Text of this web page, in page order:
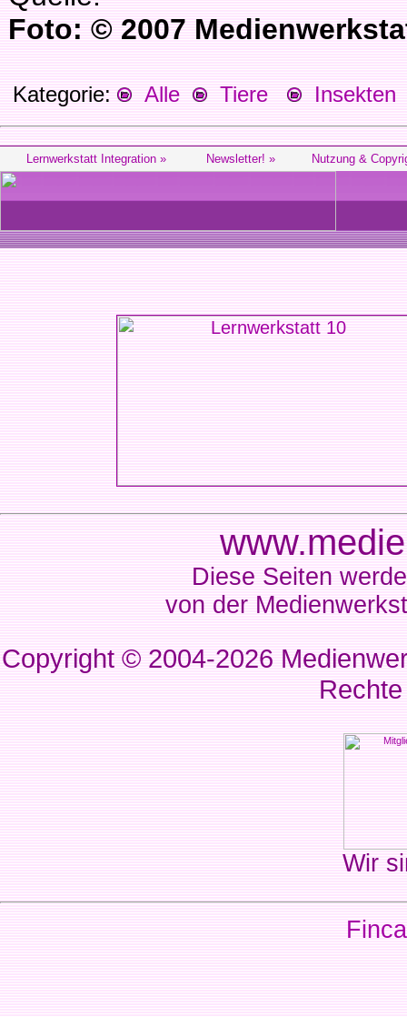
Foto: © 2007
Kategorie: Alle Tiere Insekten
Lernwerkstatt Integration » Newsletter! » Nutzung &
Diese Seiten
von der
Copyright © 2004-2026
Wir